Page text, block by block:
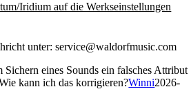
Iridium auf die Werkseinstellungen
unter: service@waldorfmusic.com
Sichern eines Sounds ein falsches Attribut
kann ich das korrigieren?Winni2026-